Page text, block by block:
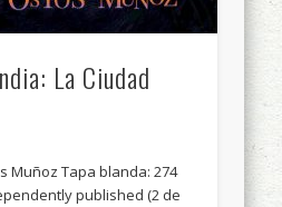
La Ciudad
Muñoz Tapa blanda: 274
published (2 de